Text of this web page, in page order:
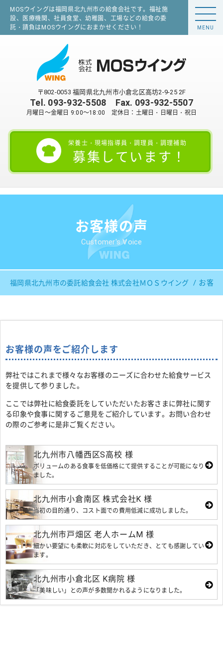
MOSウイングは福岡県北九州市の給食会社です。福祉施
設、医療機関、社員食堂、幼稚園、工場などの給食の委
託・請負はMOSウイングにおまかせください！
〒802-0053 福岡県北九州市小倉北区高坊2-9-25 2F
Tel. 093-932-5508 Fax. 093-932-5507
月曜日～金曜日 9:00～18:00 定休日：土曜日・日曜日・祝日
栄養士・現場指導員・調理員・調理補助
募集しています！
MENU
お客様の声
Customer's Voice
福岡県北九州市の委託給食会社 株式会社ＭＯＳウイング お客
お客様の声をご紹介します
弊社ではこれまで様々なお客様のニーズに合わせた給食サービス
を提供して参りました。
ここでは弊社に給食委託をしていただいたお客さまに弊社に関す
る印象や食事に関するご意見をご紹介しています。お問い合わせ
の際のご参考に是非ご覧ください。
北九州市八幡西区S高校 様
ボリュームのある食事を低価格にて提供することが可能になり
ました。
北九州市小倉南区 株式会社K 様
当初の目的通り、コスト面での費用低減に成功しました。
北九州市戸畑区 老人ホームM 様
細かい要望にも柔軟に対応をしていただき、とても感謝してい
ます。
北九州市小倉北区 K病院 様
「美味しい」との声が多数聞かれるようになりました。